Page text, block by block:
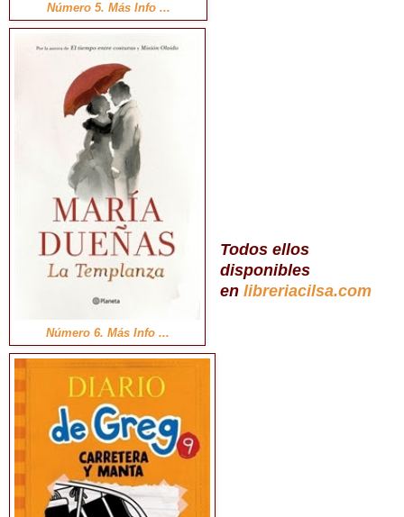
Número 5. Más Info ...
Número 6. Más Info ...
Todos ellos
disponibles
en libreriacilsa.com